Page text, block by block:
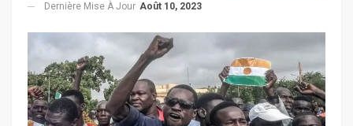
Dernière Mise À Jour Août 10, 2023